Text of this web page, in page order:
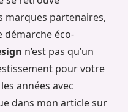
marques partenaires,
démarche éco-
n’est pas qu’un
pour votre
années avec
dans mon article sur